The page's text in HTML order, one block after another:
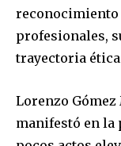
reconocimiento
profesionales,
trayectoria ética
Lorenzo
manifestó en la